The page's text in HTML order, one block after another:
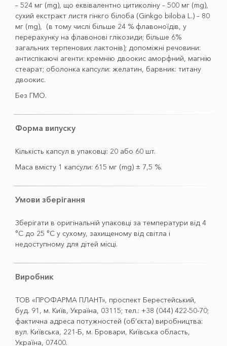
– 524 мг (mg), що еквівалентно цитиколіну – 500 мг (mg),
сухий екстракт листя гінкго білоба (Ginkgo biloba L.) – 80
мг (mg), (в тому числі більше 24 % флавоноїдів, у
перерахунку на флавонові глікозиди; більше 6%
загальних терпенових лактонів); допоміжні речовини:
антиспікаючі агенти: кремнію двоокис аморфний, магнію
стеарат; оболонка капсули: желатин, барвник: титану
двоокис.
Без ГМО.
Форма випуску
Кількість капсул в упаковці: 20 або 60 шт.
Маса вмісту 1 капсули: 615 мг (mg) ± 7,5 %.
Умови зберігання
Зберігати в оригінальній упаковці за температури від 4
°С до 25 °С у сухому, захищеному від світла і
недоступному для дітей місці.
Виробник
ТОВ «ПРОФАРМА ПЛАНТ», проспект Берестейський,
буд. 91, м. Київ, Україна, 03115; тел.: +38 (044) 422-50-70;
фактична адреса потужностей (об’єкта) виробництва:
вул. Київська, 221-Б, м. Бровари, Київська область,
Україна, 07400.